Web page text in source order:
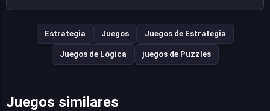
Estrategia Juegos Juegos de Estrategia
Juegos de Lógica juegos de Puzzles
Juegos similares